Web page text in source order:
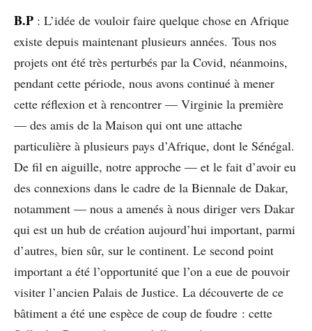
B.P : L’idée de vouloir faire quelque chose en Afrique
existe depuis maintenant plusieurs années. Tous nos
projets ont été très perturbés par la Covid, néanmoins,
pendant cette période, nous avons continué à mener
cette réflexion et à rencontrer — Virginie la première
— des amis de la Maison qui ont une attache
particulière à plusieurs pays d’Afrique, dont le Sénégal.
De fil en aiguille, notre approche — et le fait d’avoir eu
des connexions dans le cadre de la Biennale de Dakar,
notamment — nous a amenés à nous diriger vers Dakar
qui est un hub de création aujourd’hui important, parmi
d’autres, bien sûr, sur le continent. Le second point
important a été l’opportunité que l’on a eue de pouvoir
visiter l’ancien Palais de Justice. La découverte de ce
bâtiment a été une espèce de coup de foudre : cette